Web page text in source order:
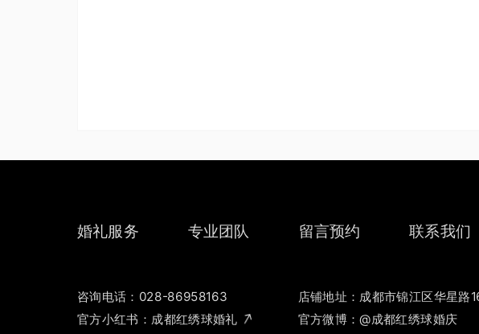
婚礼服务 专业团队 留言预约 联系我们
咨询电话：028-86958163
官方小红书： 成都红绣球婚礼
店铺地址：成都市锦江区华星路
官方微博：@成都红绣球婚庆